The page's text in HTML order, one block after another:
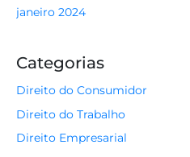
janeiro 2024
Categorias
Direito do Consumidor
Direito do Trabalho
Direito Empresarial